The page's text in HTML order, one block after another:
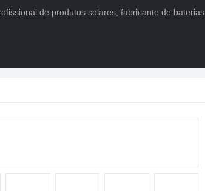
de produtos solares, fabricante de